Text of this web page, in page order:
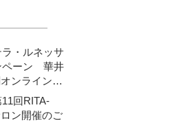
ラ・ルネッサ
ペーン 華井
ンライン対
19:30~）
11回RITA-
ン開催のご